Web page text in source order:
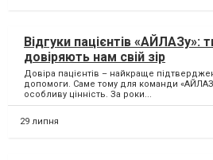
Відгуки пацієнтів «АЙЛАЗу»:
довіряють нам свій зір
Довіра пацієнтів – найкраще
допомоги. Саме тому для команди
особливу цінність. За роки...
29 липня